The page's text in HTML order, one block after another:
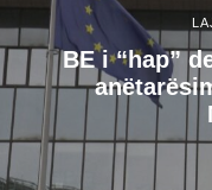
BE i “hap”